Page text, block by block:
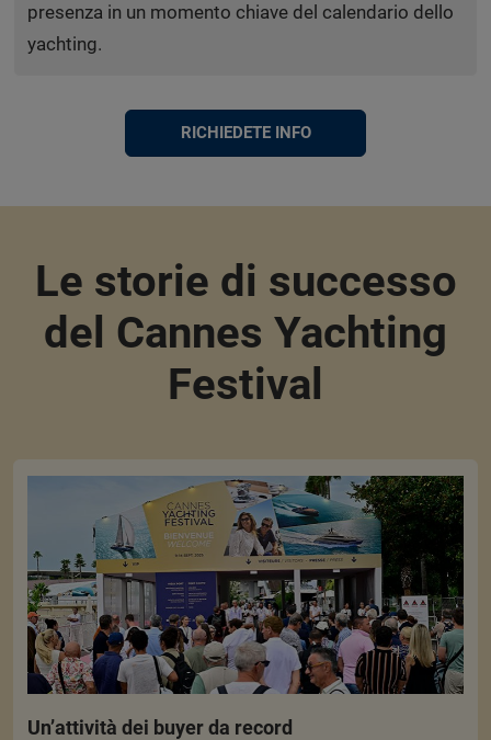
presenza in un momento chiave del calendario dello
yachting.
RICHIEDETE INFO
Le storie di successo
del Cannes Yachting
Festival
Un’attività dei buyer da record